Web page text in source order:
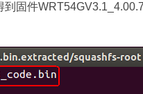
到固件